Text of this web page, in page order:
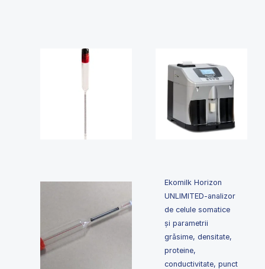
Ekomilk Horizon
UNLIMITED-analizor
de celule somatice
și parametrii
grăsime, densitate,
proteine,
conductivitate, punct